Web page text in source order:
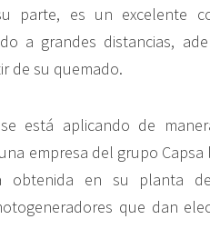
parte, es un excelente
a grandes distancias,
de su quemado.
está aplicando de
empresa del grupo
obtenida en su planta
que dan